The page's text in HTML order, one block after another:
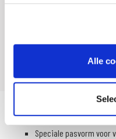
Alle
Moderne 5 pocket
Speciale pasvorm voor